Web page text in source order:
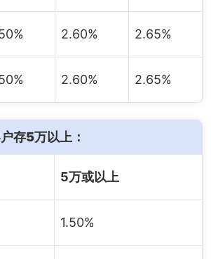
2.60% 2.65%
2.60% 2.65%
存5万以上：
5万或以上
1.50%